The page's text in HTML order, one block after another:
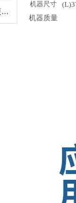
茶叶包装机的出现，给了企业更多的惊喜
机器尺寸
机器质量